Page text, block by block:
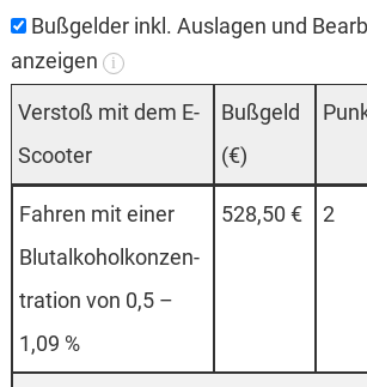
Bußgelder inkl. Auslagen und
anzeigen
i
Ver­stoß mit dem E-
Scooter
Buß­geld
(€)
Fahren mit einer
Blutal­kohol­konzen­
tration von 0,5 –
1,09 %
528,50 € 2